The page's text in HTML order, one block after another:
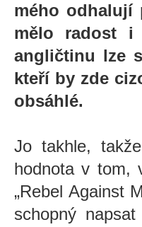
mého odhalují
mělo radost i
angličtinu lze
kteří by zde
obsáhlé.
Jo takhle,
hodnota v tom,
„Rebel Against
schopný